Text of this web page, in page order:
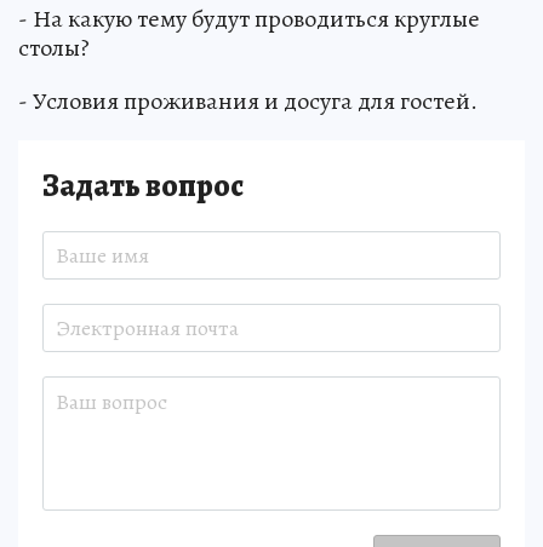
- На какую тему будут проводиться круглые
столы?
- Условия проживания и досуга для гостей.
Задать вопрос